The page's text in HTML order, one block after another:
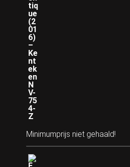
Minimumprijs niet gehaald!